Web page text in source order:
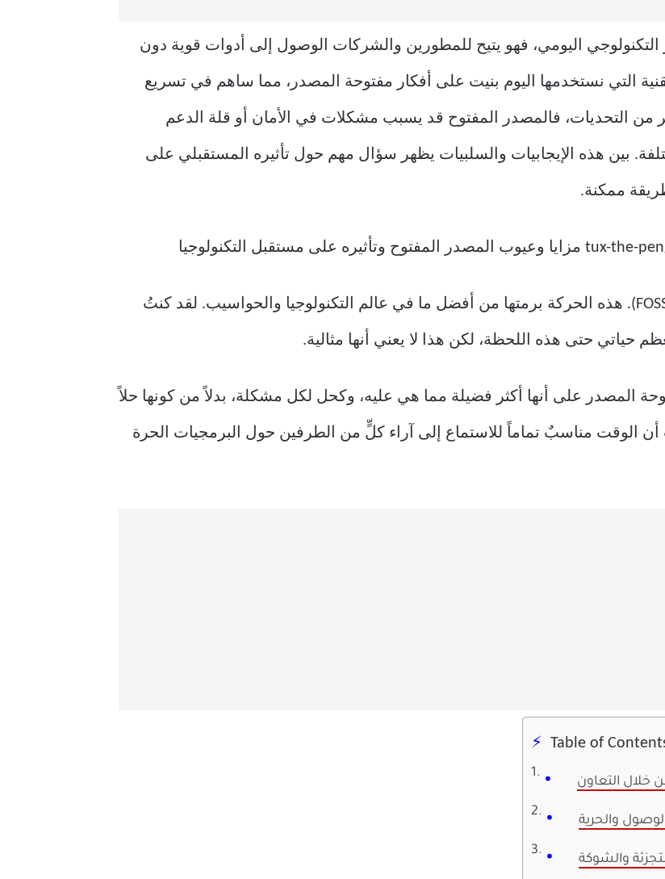
التكنولوجي اليومي، فهو يتيح للمطورين والشركات الوصول إلى أدوات قوية دون
التي نستخدمها اليوم بنيت على أفكار مفتوحة المصدر، مما ساهم في تسريع
من التحديات، فالمصدر المفتوح قد يسبب مشكلات في الأمان أو قلة الدعم
بين هذه الإيجابيات والسلبيات يظهر سؤال مهم حول تأثيره المستقبلي على
ممكنة.
أنا أعشق البرمجيات الحرة ومفتوحة المصدر (FOSS). هذه الحركة برمتها من أفضل ما في عالم التكنولوجيا والحواسيب. لقد كنتُ
حياتي حتى هذه اللحظة، لكن هذا لا يعني أنها مثالية.
المصدر على أنها أكثر فضيلة مما هي عليه، وكحل لكل مشكلة، بدلاً من كونها حلاً
الوقت مناسبٌ تماماً للاستماع إلى آراء كلٍّ من الطرفين حول البرمجيات الحرة
Table of
خلال التعاون
والحرية
والشوكة